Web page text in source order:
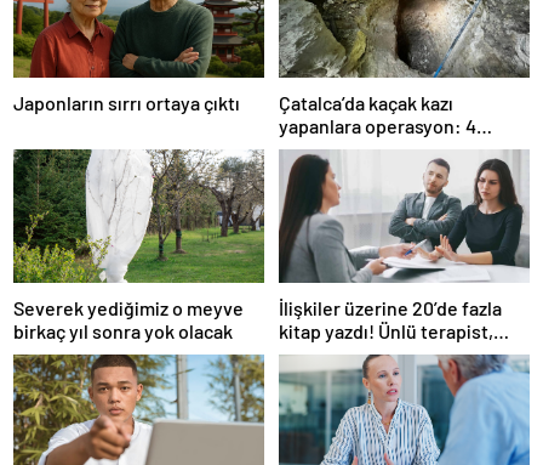
Japonların sırrı ortaya çıktı
Çatalca’da kaçak kazı
yapanlara operasyon: 4
gözaltı
Severek yediğimiz o meyve
birkaç yıl sonra yok olacak
İlişkiler üzerine 20’de fazla
kitap yazdı! Ünlü terapist,
boşanmaların gerçek
suçlularını açıklıyor